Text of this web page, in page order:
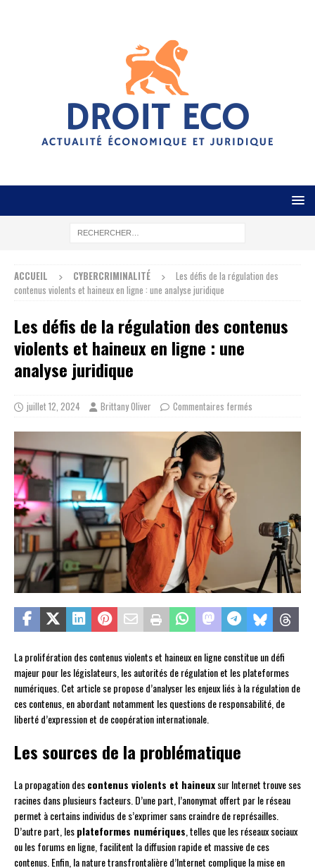
ACCUEIL CYBERCRIMINALITÉ
Les défis de la régulation des
contenus violents et haineux en ligne : une analyse juridique
Les défis de la régulation des contenus
violents et haineux en ligne : une
analyse juridique
juillet 12, 2024 Brittany Oliver Commentaires fermés
La prolifération des contenus violents et haineux en ligne constitue un défi
majeur pour les législateurs, les autorités de régulation et les plateformes
numériques. Cet article se propose d’analyser les enjeux liés à la régulation de
ces contenus, en abordant notamment les questions de responsabilité, de
liberté d’expression et de coopération internationale.
Les sources de la problématique
La propagation descontenus violents et haineuxsur Internet trouve ses
racines dans plusieurs facteurs. D’une part, l’anonymat offert par le réseau
permet à certains individus de s’exprimer sans craindre de représailles.
D’autre part, lesplateformes numériques, telles que les réseaux sociaux
ou les forums en ligne, facilitent la diffusion rapide et massive de ces
contenus. Enfin, la nature transfrontalière d’Internet complique la mise en